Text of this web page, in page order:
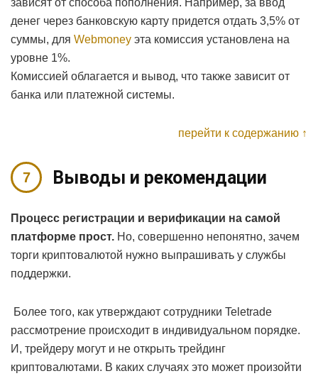
зависят от способа пополнения. Например, за ввод
денег через банковскую карту придется отдать 3,5% от
суммы, для Webmoney эта комиссия установлена на
уровне 1%.
Комиссией облагается и вывод, что также зависит от
банка или платежной системы.
перейти к содержанию ↑
Выводы и рекомендации
Процесс регистрации и верификации на самой
платформе прост. Но, совершенно непонятно, зачем
торги криптовалютой нужно выпрашивать у службы
поддержки.
Более того, как утверждают сотрудники Teletrade
рассмотрение происходит в индивидуальном порядке.
И, трейдеру могут и не открыть трейдинг
криптовалютами. В каких случаях это может произойти